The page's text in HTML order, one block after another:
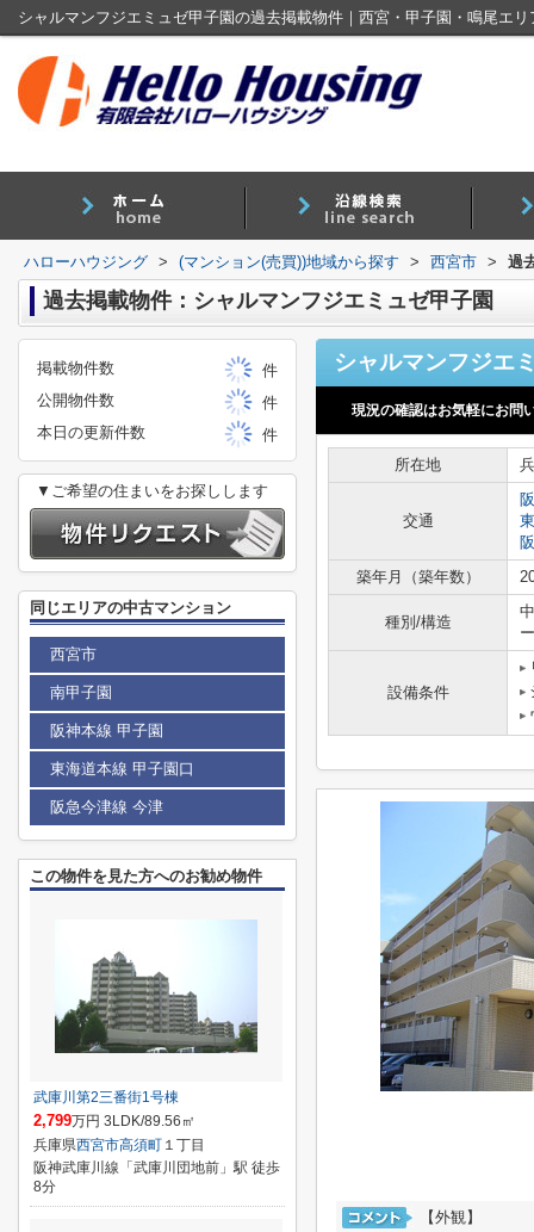
ハローハウジング > (マンション(売買))地域から探す > 西宮市 > 過
過去掲載物件：シャルマンフジエミュゼ甲子園
現況の確認はお気軽にお問
所在地
交通
築年月（築年数）
種別/構造
設備条件
【外観】
掲載物件数
件
公開物件数
件
本日の更新件数
件
▼ご希望の住まいをお探しします
同じエリアの中古マンション
西宮市
南甲子園
阪神本線 甲子園
東海道本線 甲子園口
阪急今津線 今津
この物件を見た方へのお勧め物件
武庫川第2三番街1号棟
2,799万円 3LDK/89.56㎡
兵庫県西宮市高須町 １丁目
阪神武庫川線「武庫川団地前」駅 徒歩
8分